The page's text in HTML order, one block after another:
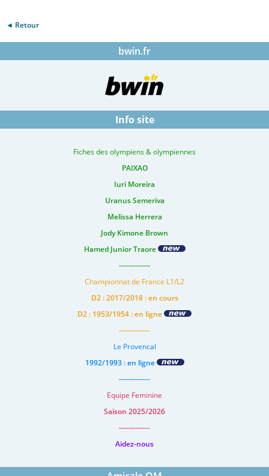
◄ Retour
bwin.fr
Info site
Fiches des olympiens & olympiennes
PAIXAO
Iuri Moreira
Uranus Semeriva
Melissa Herrera
Jody Kimone Brown
Hamed Junior Traore
-------------
Championnat de France L1/L2
D2 : 2017/2018 : en cours
D2 : 1953/1954 : en ligne
-------------
Le Provencal
1992/1993 : en ligne
-------------
Equipe Feminine
Saison 2025/2026
-------------
Aidez-nous